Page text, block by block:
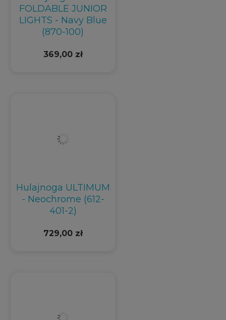
FOLDABLE JUNIOR
LIGHTS - Navy Blue
(870-100)
369,00 zł
Hulajnoga ULTIMUM
- Neochrome (612-
401-2)
729,00 zł